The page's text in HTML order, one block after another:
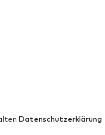
Datenschutzerklärung